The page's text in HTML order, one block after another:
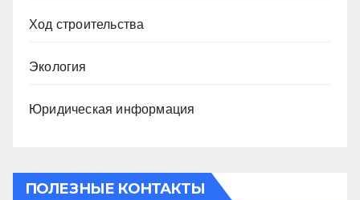
Ход строительства
Экология
Юридическая информация
ПОЛЕЗНЫЕ КОНТАКТЫ